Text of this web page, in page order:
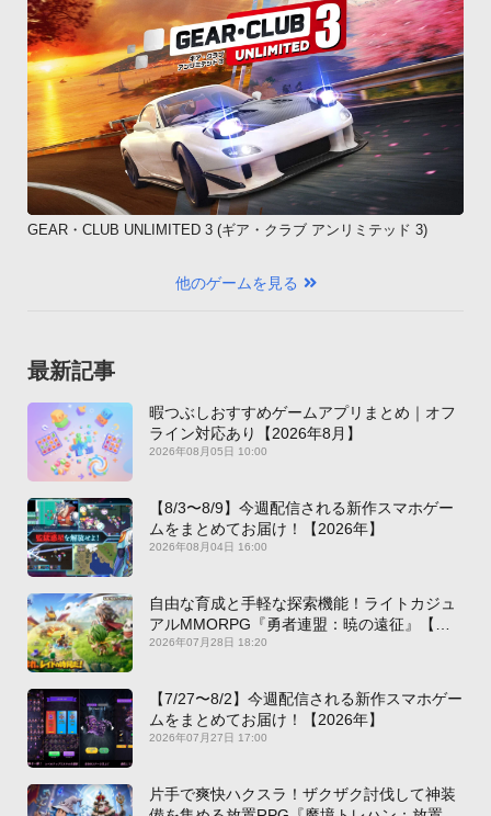
GEAR・CLUB UNLIMITED 3 (ギア・クラブ アンリミテッド 3)
他のゲームを見る
最新記事
暇つぶしおすすめゲームアプリまとめ｜オフ
ライン対応あり【2026年8月】
2026年08月05日 10:00
【8/3〜8/9】今週配信される新作スマホゲー
ムをまとめてお届け！【2026年】
2026年08月04日 16:00
自由な育成と手軽な探索機能！ライトカジュ
アルMMORPG『勇者連盟：暁の遠征』【最
新作PICKUP】
2026年07月28日 18:20
【7/27〜8/2】今週配信される新作スマホゲー
ムをまとめてお届け！【2026年】
2026年07月27日 17:00
片手で爽快ハクスラ！ザクザク討伐して神装